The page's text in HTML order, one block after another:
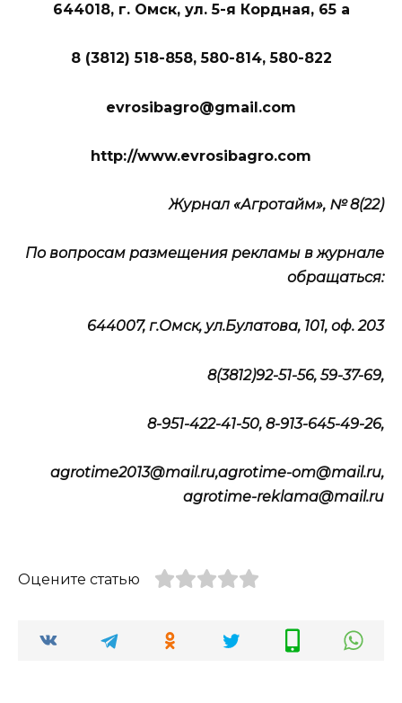
644018, г. Омск, ул. 5-я Кордная, 65 а
8 (3812) 518-858, 580-814, 580-822
evrosibagro@gmail.com
http://www.evrosibagro.com
Журнал «Агротайм», № 8(22)
По вопросам размещения рекламы в журнале
обращаться:
644007, г.Омск, ул.Булатова, 101, оф. 203
8(3812)92-51-56, 59-37-69,
8-951-422-41-50, 8-913-645-49-26,
agrotime2013@mail.ru,agrotime-om@mail.ru,
agrotime-reklama@mail.ru
Оцените статью